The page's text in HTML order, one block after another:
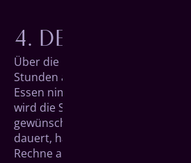
DEIN ALIGNER
Über die nächsten Wochen
Stunden am Tag eine Aligner-
Essen nimmst Du sie natürlich
wird die Schiene gewechselt, um
gewünschte Form zu erhalten.
dauert, hängt vom Schwere­grad
Rechne aber mit ungefähr drei